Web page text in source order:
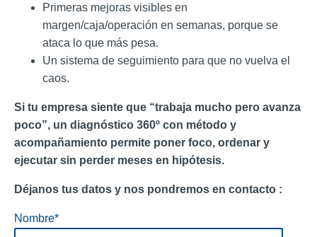
Primeras mejoras visibles en
margen/caja/operación en semanas, porque se
ataca lo que más pesa.
Un sistema de seguimiento para que no vuelva el
caos.
Si tu empresa siente que “trabaja mucho pero avanza
poco”, un diagnóstico 360º con método y
acompañamiento permite poner foco, ordenar y
ejecutar sin perder meses en hipótesis.
Déjanos tus datos y nos pondremos en contacto :
Nombre*